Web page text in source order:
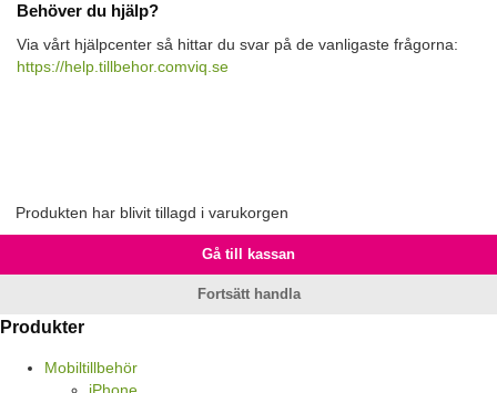
Behöver du hjälp?
Via vårt hjälpcenter så hittar du svar på de vanligaste frågorna:
https://help.tillbehor.comviq.se
Produkten har blivit tillagd i varukorgen
Gå till kassan
Fortsätt handla
Produkter
Mobiltillbehör
iPhone